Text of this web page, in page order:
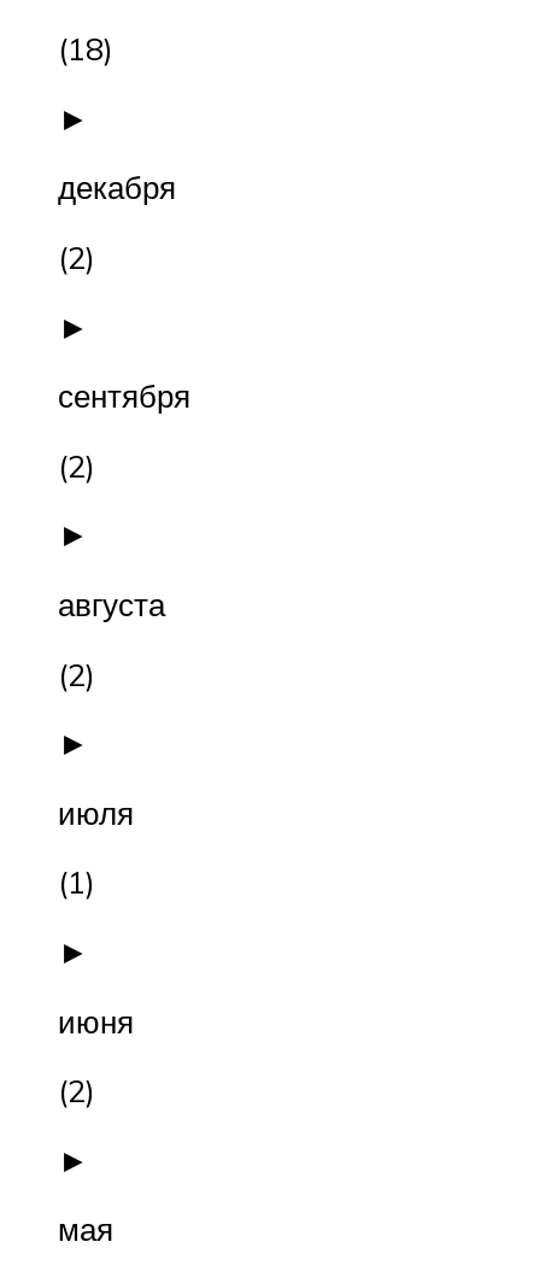
(18)
►
декабря
(2)
►
сентября
(2)
►
августа
(2)
►
июля
(1)
►
июня
(2)
►
мая